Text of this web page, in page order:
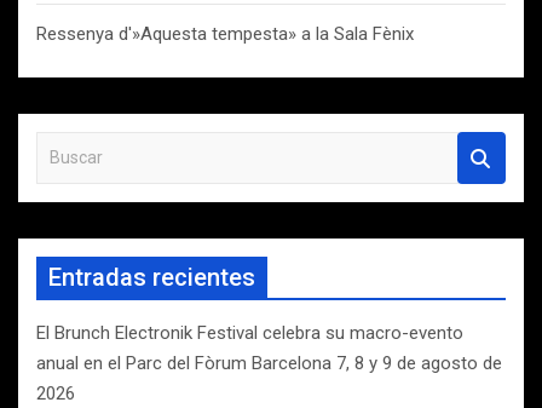
Ressenya d'»Aquesta tempesta» a la Sala Fènix
s
c
r
Entradas recientes
El Brunch Electronik Festival celebra su macro-evento
anual en el Parc del Fòrum Barcelona 7, 8 y 9 de agosto de
2026